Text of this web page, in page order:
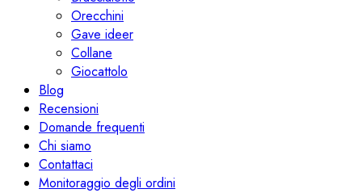
Orecchini
Gave ideer
Collane
Giocattolo
Blog
Recensioni
Domande frequenti
Chi siamo
Contattaci
Monitoraggio degli ordini